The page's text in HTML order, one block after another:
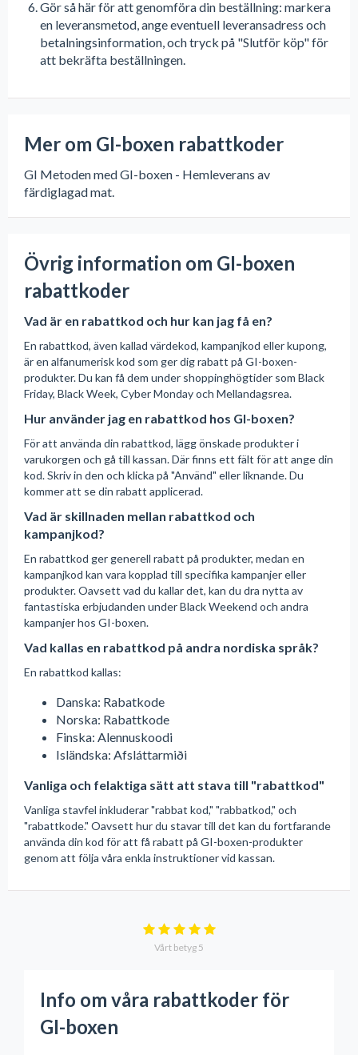
Gör så här för att genomföra din beställning: markera
en leveransmetod, ange eventuell leveransadress och
betalningsinformation, och tryck på "Slutför köp" för
att bekräfta beställningen.
Mer om GI-boxen rabattkoder
GI Metoden med GI-boxen - Hemleverans av
färdiglagad mat.
Övrig information om GI-boxen
rabattkoder
Vad är en rabattkod och hur kan jag få en?
En rabattkod, även kallad värdekod, kampanjkod eller kupong,
är en alfanumerisk kod som ger dig rabatt på GI-boxen-
produkter. Du kan få dem under shoppinghögtider som Black
Friday, Black Week, Cyber Monday och Mellandagsrea.
Hur använder jag en rabattkod hos GI-boxen?
För att använda din rabattkod, lägg önskade produkter i
varukorgen och gå till kassan. Där finns ett fält för att ange din
kod. Skriv in den och klicka på "Använd" eller liknande. Du
kommer att se din rabatt applicerad.
Vad är skillnaden mellan rabattkod och
kampanjkod?
En rabattkod ger generell rabatt på produkter, medan en
kampanjkod kan vara kopplad till specifika kampanjer eller
produkter. Oavsett vad du kallar det, kan du dra nytta av
fantastiska erbjudanden under Black Weekend och andra
kampanjer hos GI-boxen.
Vad kallas en rabattkod på andra nordiska språk?
En rabattkod kallas:
Danska: Rabatkode
Norska: Rabattkode
Finska: Alennuskoodi
Isländska: Afsláttarmiði
Vanliga och felaktiga sätt att stava till "rabattkod"
Vanliga stavfel inkluderar "rabbat kod," "rabbatkod," och
"rabattkode." Oavsett hur du stavar till det kan du fortfarande
använda din kod för att få rabatt på GI-boxen-produkter
genom att följa våra enkla instruktioner vid kassan.
Vårt betyg 5
Info om våra rabattkoder för
GI-boxen